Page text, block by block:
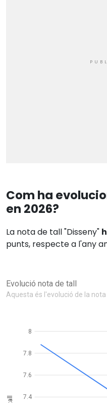
Com ha
en 2026?
La nota de tall "Disseny"
punts, respecte a l'any
Evolució nota de tall
Aquesta és l'evolució de la
7.4
7.6
7.8
8